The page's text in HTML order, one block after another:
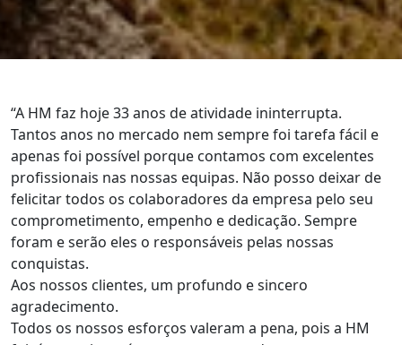
“A HM faz hoje 33 anos de atividade ininterrupta.
Tantos anos no mercado nem sempre foi tarefa fácil e
apenas foi possível porque contamos com excelentes
profissionais nas nossas equipas. Não posso deixar de
felicitar todos os colaboradores da empresa pelo seu
comprometimento, empenho e dedicação. Sempre
foram e serão eles o responsáveis pelas nossas
conquistas.
Aos nossos clientes, um profundo e sincero
agradecimento.
Todos os nossos esforços valeram a pena, pois a HM